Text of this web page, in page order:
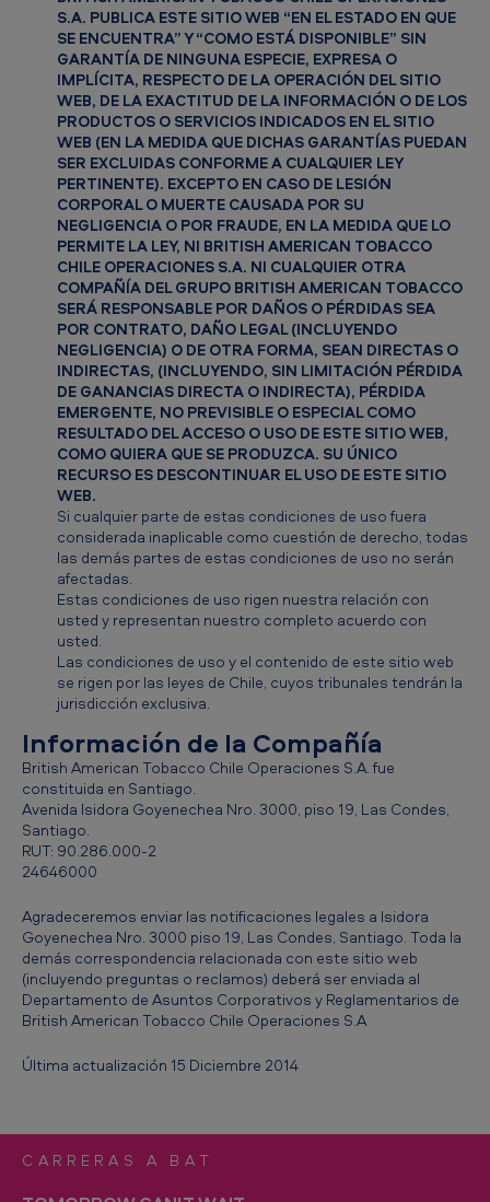
S.A. PUBLICA ESTE SITIO WEB “EN EL ESTADO EN QUE
SE ENCUENTRA” Y “COMO ESTÁ DISPONIBLE” SIN
GARANTÍA DE NINGUNA ESPECIE, EXPRESA O
IMPLÍCITA, RESPECTO DE LA OPERACIÓN DEL SITIO
WEB, DE LA EXACTITUD DE LA INFORMACIÓN O DE LOS
PRODUCTOS O SERVICIOS INDICADOS EN EL SITIO
WEB (EN LA MEDIDA QUE DICHAS GARANTÍAS PUEDAN
SER EXCLUIDAS CONFORME A CUALQUIER LEY
PERTINENTE). EXCEPTO EN CASO DE LESIÓN
CORPORAL O MUERTE CAUSADA POR SU
NEGLIGENCIA O POR FRAUDE, EN LA MEDIDA QUE LO
PERMITE LA LEY, NI BRITISH AMERICAN TOBACCO
CHILE OPERACIONES S.A. NI CUALQUIER OTRA
COMPAÑÍA DEL GRUPO BRITISH AMERICAN TOBACCO
SERÁ RESPONSABLE POR DAÑOS O PÉRDIDAS SEA
POR CONTRATO, DAÑO LEGAL (INCLUYENDO
NEGLIGENCIA) O DE OTRA FORMA, SEAN DIRECTAS O
INDIRECTAS, (INCLUYENDO, SIN LIMITACIÓN PÉRDIDA
DE GANANCIAS DIRECTA O INDIRECTA), PÉRDIDA
EMERGENTE, NO PREVISIBLE O ESPECIAL COMO
RESULTADO DEL ACCESO O USO DE ESTE SITIO WEB,
COMO QUIERA QUE SE PRODUZCA. SU ÚNICO
RECURSO ES DESCONTINUAR EL USO DE ESTE SITIO
WEB.
Si cualquier parte de estas condiciones de uso fuera
considerada inaplicable como cuestión de derecho, todas
las demás partes de estas condiciones de uso no serán
afectadas.
Estas condiciones de uso rigen nuestra relación con
usted y representan nuestro completo acuerdo con
usted.
Las condiciones de uso y el contenido de este sitio web
se rigen por las leyes de Chile, cuyos tribunales tendrán la
jurisdicción exclusiva.
Información de la Compañía
British American Tobacco Chile Operaciones S.A. fue
constituida en Santiago.
Avenida Isidora Goyenechea Nro. 3000, piso 19, Las Condes,
Santiago.
RUT: 90.286.000-2
24646000
Agradeceremos enviar las notificaciones legales a Isidora
Goyenechea Nro. 3000 piso 19, Las Condes, Santiago. Toda la
demás correspondencia relacionada con este sitio web
(incluyendo preguntas o reclamos) deberá ser enviada al
Departamento de Asuntos Corporativos y Reglamentarios de
British American Tobacco Chile Operaciones S.A
Última actualización 15 Diciembre 2014
CARRERAS A BAT